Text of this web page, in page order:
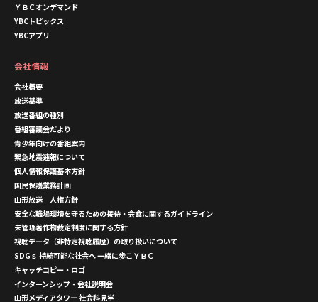
ＹＢＣオンデマンド
YBCトピックス
YBCアプリ
会社情報
会社概要
放送基準
放送番組の種別
番組審議会だより
青少年向けの番組案内
緊急地震速報について
個人情報保護基本方針
国民保護業務計画
山形放送 人権方針
安全な職場環境を守るための接待・会食に関するガイドライン
未管理著作物裁定制度に関する方針
視聴データ（非特定視聴履歴）の取り扱いについて
SDGｓ 持続可能な社会へ 一緒に歩こＹＢＣ
キャッチコピー・ロゴ
インターンシップ・会社説明会
山形メディアタワー 社会科見学